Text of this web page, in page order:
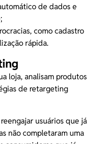
de dados e
como cadastro
rápida.
loja, analisam produtos
de retargeting
usuários que já
não completaram uma